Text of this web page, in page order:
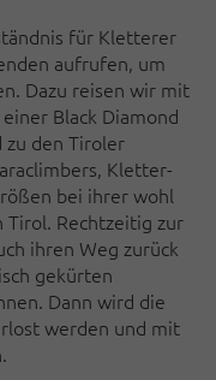
für Kletterer
aufrufen, um
Dazu reisen wir mit
Black Diamond
zu den Tiroler
Kletter-
bei ihrer wohl
Rechtzeitig zur
ihren Weg zurück
gekürten
Dann wird die
werden und mit